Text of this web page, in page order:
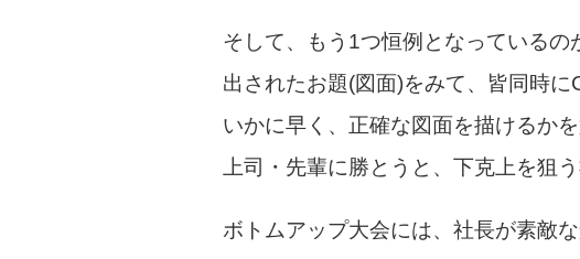
そして、もう1つ恒例となっているの
出されたお題(図面)をみて、皆同時に
いかに早く、正確な図面を描けるかを
上司・先輩に勝とうと、下克上を狙
ボトムアップ大会には、社長が素敵